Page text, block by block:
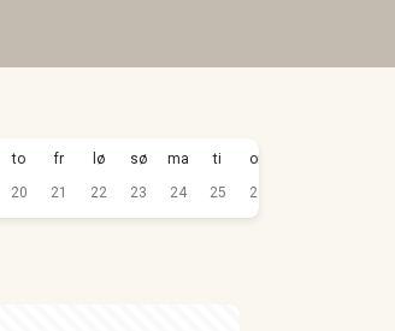
to
20
fr
21
lø
22
sø
23
ma
24
ti
25
on
26